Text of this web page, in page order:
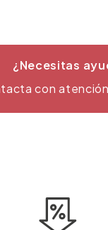
¿Necesitas
con